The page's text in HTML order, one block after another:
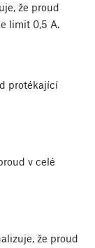
že proud
limit 0,5 A.
protékající
v celé
že proud